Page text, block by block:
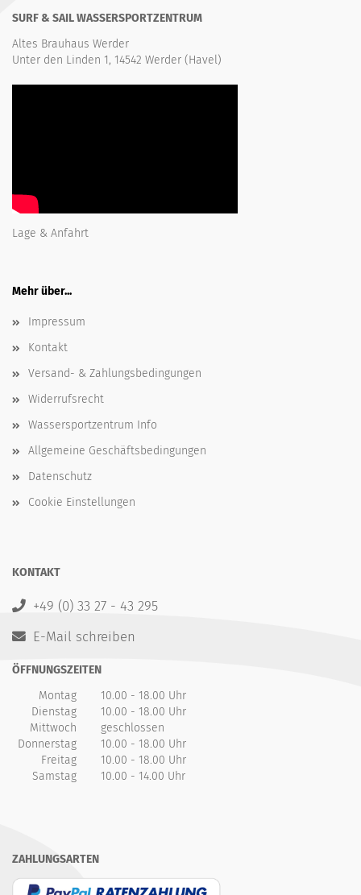
SURF & SAIL WASSERSPORTZENTRUM
Altes Brauhaus Werder
Unter den Linden 1, 14542 Werder (Havel)
Lage & Anfahrt
Mehr über...
Impressum
Kontakt
Versand- & Zahlungsbedingungen
Widerrufsrecht
Wassersportzentrum Info
Allgemeine Geschäftsbedingungen
Datenschutz
Cookie Einstellungen
KONTAKT
+49 (0) 33 27 - 43 295
E-Mail schreiben
ÖFFNUNGSZEITEN
Montag
10.00 - 18.00 Uhr
Dienstag
10.00 - 18.00 Uhr
Mittwoch
geschlossen
Donnerstag
10.00 - 18.00 Uhr
Freitag
10.00 - 18.00 Uhr
Samstag
10.00 - 14.00 Uhr
ZAHLUNGSARTEN